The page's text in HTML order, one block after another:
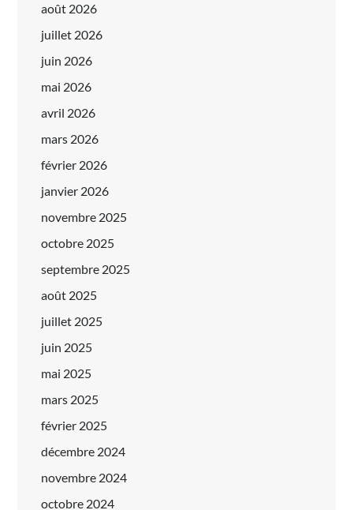
août 2026
juillet 2026
juin 2026
mai 2026
avril 2026
mars 2026
février 2026
janvier 2026
novembre 2025
octobre 2025
septembre 2025
août 2025
juillet 2025
juin 2025
mai 2025
mars 2025
février 2025
décembre 2024
novembre 2024
octobre 2024